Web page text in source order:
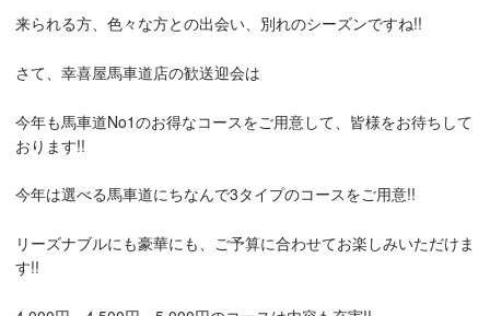
来られる方、色々な方との出会い、別れのシーズンですね!!
さて、幸喜屋馬車道店の歓送迎会は
今年も馬車道No1のお得なコースをご用意して、皆様をお待ちして
おります!!
今年は選べる馬車道にちなんで3タイプのコースをご用意!!
リーズナブルにも豪華にも、ご予算に合わせてお楽しみいただけま
す!!